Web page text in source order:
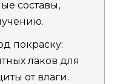
составы,
покраску:
лаков для
от влаги.